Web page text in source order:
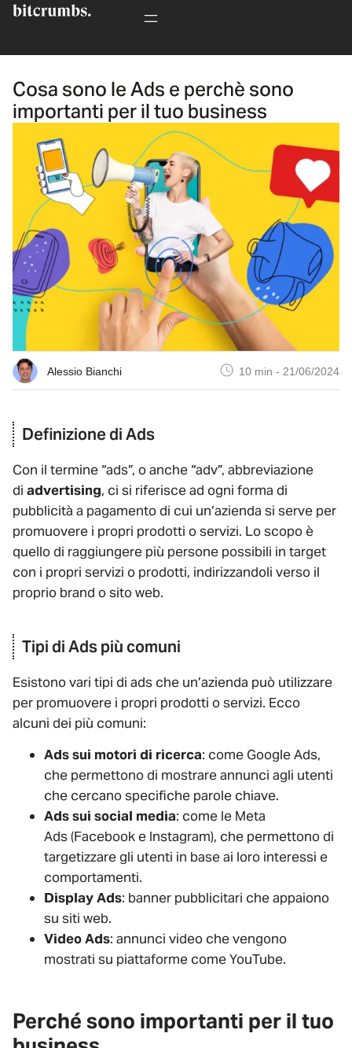
Cosa sono le Ads e perchè sono
importanti per il tuo business
Alessio Bianchi 10 min - 21/06/2024
Definizione di Ads
Con il termine “ads”, o anche “adv”, abbreviazione
di advertising, ci si riferisce ad ogni forma di
pubblicità a pagamento di cui un’azienda si serve per
promuovere i propri prodotti o servizi. Lo scopo è
quello di raggiungere più persone possibili in target
con i propri servizi o prodotti, indirizzandoli verso il
proprio brand o sito web.
Tipi di Ads più comuni
Esistono vari tipi di ads che un’azienda può utilizzare
per promuovere i propri prodotti o servizi. Ecco
alcuni dei più comuni:
Ads sui motori di ricerca: come Google Ads,
che permettono di mostrare annunci agli utenti
che cercano specifiche parole chiave.
Ads sui social media: come le Meta
Ads (Facebook e Instagram), che permettono di
targetizzare gli utenti in base ai loro interessi e
comportamenti.
Display Ads: banner pubblicitari che appaiono
su siti web.
Video Ads: annunci video che vengono
mostrati su piattaforme come YouTube.
Perché sono importanti per il tuo